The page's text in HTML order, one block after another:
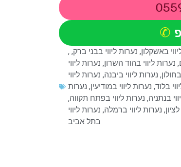
, באשקלון, נערות ליווי בבני ברק,
, נערות ליווי בהוד השרון, נערות ליווי
, נערות ליווי ביבנה, נערות ליווי
בלוד, נערות ליווי במודיעין, נערות
בנתניה, נערות ליווי בפתח תקווה,
, נערות ליווי ברמלה, נערות ליווי
בתל אביב